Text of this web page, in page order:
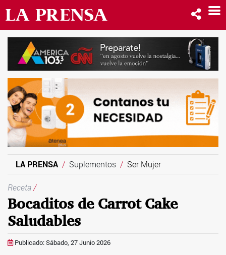
LA PRENSA Suplementos Ser Mujer
Receta/
Bocaditos de Carrot Cake
Saludables
Publicado: Sábado, 27 Junio 2026